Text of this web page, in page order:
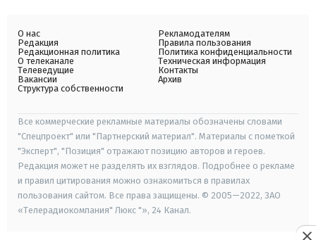
О нас
Редакция
Редакционная политика
О телеканале
Телеведущие
Вакансии
Структура собственности
Рекламодателям
Правила пользования
Политика конфиденциальности
Техническая информация
Контакты
Архив
Все коммерческие рекламные материалы обозначены словами
"Спецпроект" или "Партнерский материал". Материалы с пометкой
"Эксперт", "Позиция" отражают позицию авторов и героев.
Редакция может не разделять их взглядов. Подробнее о рекламе
и правил цитирования можно ознакомиться в правилах
пользования сайтом. Все права защищены. © 2005—2022, ЗАО
«Телерадиокомпания" Люкс "», 24 Канал.